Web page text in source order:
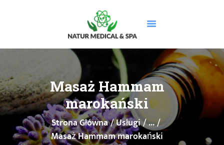
Masaż Hammam
marokański
Strona Główna Usługi ...
Masaż Hammam marokański
STRONA GŁÓWNA
O NAS
USŁUGI
MASAŻE
CENNIK
PROMOCJE